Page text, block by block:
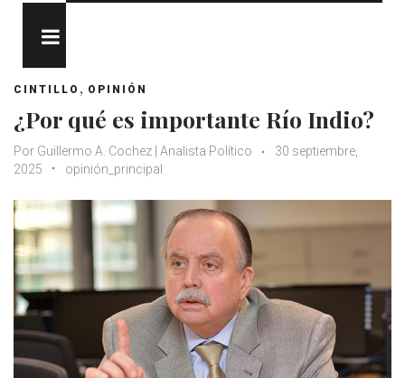
CINTILLO , OPINIÓN
¿Por qué es importante Río Indio?
Por Guillermo A. Cochez | Analista Político
30 septiembre,
2025
opinión_principal